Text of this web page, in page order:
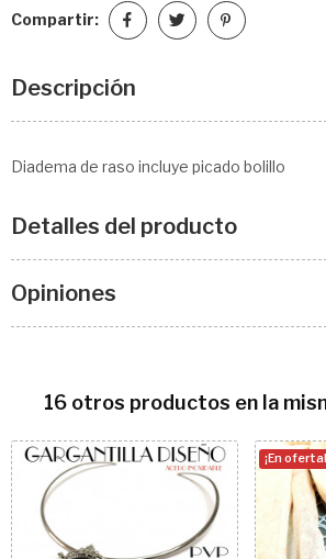
Compartir:
Descripción
Diadema de raso incluye picado bolillo
Detalles del producto
Opiniones
16 otros productos en la
¡En oferta!